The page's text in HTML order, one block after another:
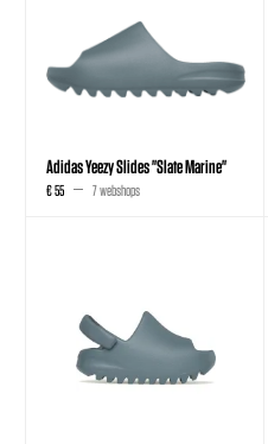
Adidas Yeezy Slides "Slate Marine"
€ 55 7 webshops